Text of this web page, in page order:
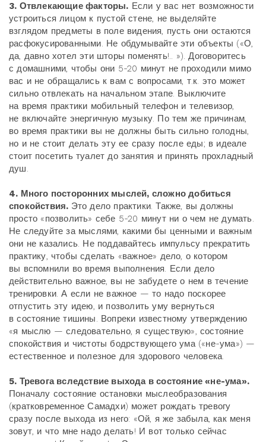
3. Отвлекающие факторы. Если у вас нет возможности
устроиться лицом к пустой стене, не выделяйте
взглядом предметы в поле видения, пусть они остаются
расфокусированными. Не обдумывайте эти объекты («О,
да, давно хотел эти шторы поменять!.. »). Договоритесь
с домашними, чтобы они 5-20 минут не проходили мимо
вас и не обращались к вам с вопросами, т.к. это может
сильно отвлекать на начальном этапе. Выключите
на время практики мобильный телефон и телевизор,
не включайте энергичную музыку. По тем же причинам,
во время практики вы не должны быть сильно голодны,
но и не стоит делать эту ее сразу после еды; в идеале
стоит посетить туалет до занятия и принять прохладный
душ.
4. Много посторонних мыслей, сложно добиться
спокойствия. Это дело практики. Также, вы должны
просто «позволить» себе 5-20 минут ни о чем не думать.
Не следуйте за мыслями, какими бы ценными и важным
они не казались. Не поддавайтесь импульсу прекратить
практику, чтобы сделать «важное» дело, о котором
вы вспомнили во время выполнения. Если дело
действительно важное, вы не забудете о нем в течение
тренировки. А если не важное — то надо поскорее
отпустить эту идею, и позволить уму вернуться
в состояние тишины. Вопреки известному утверждению
«я мыслю — следовательно, я существую», состояние
спокойствия и чистоты бодрствующего ума («не-ума») —
естественное и полезное для здорового человека.
5. Тревога вследствие выхода в состояние «не-ума».
Поначалу состояние остановки мыслеобразования
(кратковременное Самадхи) может рождать тревогу
сразу после выхода из него: «Ой, я же забыла, как меня
зовут, и что мне надо делать! И вот только сейчас